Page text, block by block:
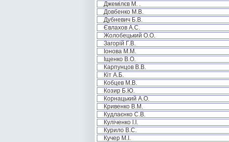
Джемілєв М. .
Довбенко М.В.
Дубневич Б.В.
Євлахов А.С.
Жолобецький О.О.
Загорій Г.В.
Іонова М.М.
Іщенко В.О.
Карпунцов В.В.
Кіт А.Б.
Кобцев М.В.
Козир Б.Ю.
Корнацький А.О.
Кривенко В.М.
Кудлаєнко С.В.
Куліченко І.І.
Курило В.С.
Кучер М.І.